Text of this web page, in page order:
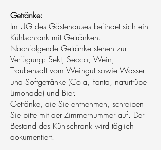
Getränke:
Im UG des Gästehauses befindet sich ein
Kühlschrank mit Getränken.
Nachfolgende Getränke stehen zur
Verfügung: Sekt, Secco, Wein,
Traubensaft vom Weingut sowie Wasser
und Softgetränke (Cola, Fanta, naturtrübe
Limonade) und Bier.
Getränke, die Sie entnehmen, schreiben
Sie bitte mit der Zimmernummer auf. Der
Bestand des Kühlschrank wird täglich
dokumentiert.